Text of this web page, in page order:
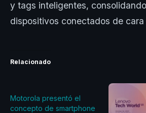
y tags inteligentes,
dispositivos conectados de cara
Relacionado
Motorola presentó el
concepto de smartphone